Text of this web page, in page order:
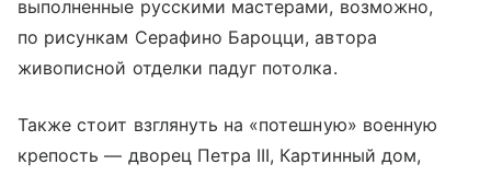
выполненные русскими мастерами, возможно,
по рисункам Серафино Бароцци, автора
живописной отделки падуг потолка.
Также стоит взглянуть на «потешную» военную
крепость — дворец Петра III, Картинный дом,